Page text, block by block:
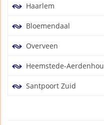
Haarlem
Bloemendaal
Overveen
Heemstede-
Santpoort Zuid